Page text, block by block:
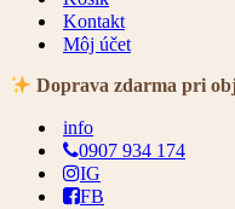
Kontakt
Môj účet
Doprava zdarma pri
info
0907 934 174
IG
FB